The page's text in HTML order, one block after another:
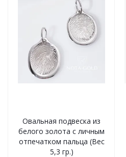
Овальная подвеска из
белого золота с личным
отпечатком пальца (Вес
5,3 гр.)